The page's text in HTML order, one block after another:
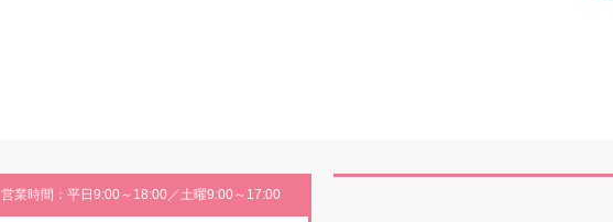
営業時間：平日9:00～18:00／土曜9:00～17:00